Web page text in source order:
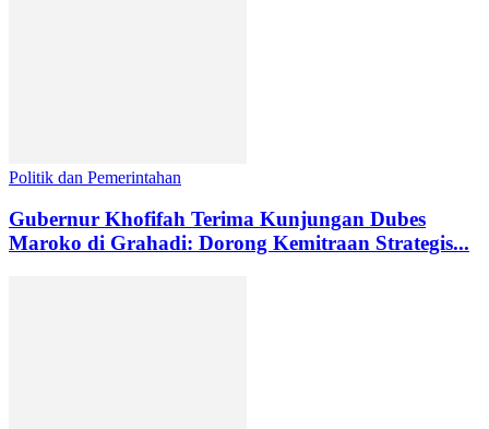
Politik dan Pemerintahan
Gubernur Khofifah Terima Kunjungan Dubes
Maroko di Grahadi: Dorong Kemitraan Strategis...